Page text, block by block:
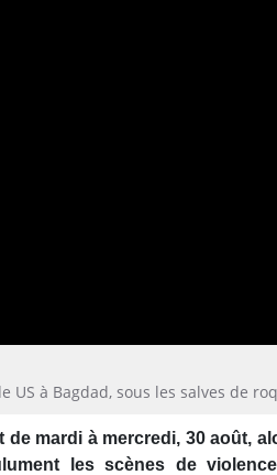
US à Bagdad, sous les salves de
de mardi à mercredi, 30 août,
les scènes de